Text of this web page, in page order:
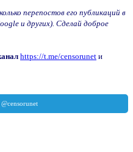
перепостов его публикаций в
и других). Сделай доброе
https://t.me/censorunet и